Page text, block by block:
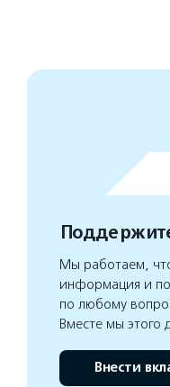
Мы работаем,
информация и
по любому
Вместе мы этого
Внести